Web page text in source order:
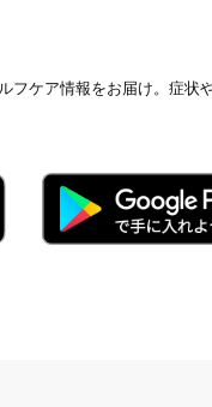
フケア情報をお届け。症状